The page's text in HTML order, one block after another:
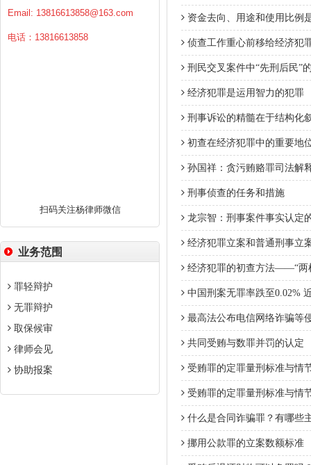
Email: 13816613858@163.com
电话：13816613858
扫码关注杨律师微信
业务范围
罪轻辩护
无罪辩护
取保候审
律师会见
协助报案
资金去向、用途和使用比例
侦查工作重心前移给经济犯
刑民交叉案件中“先刑后民”
经济犯罪是运用智力的犯罪
刑事诉讼的精髓在于结构化
初查在经济犯罪中的重要地
孙国祥：贪污贿赂罪司法解
刑事侦查的任务和措施
龙宗智：刑事案件事实认定
经济犯罪立案和普通刑事立
经济犯罪的初查方法——“两
中国刑案无罪率跌至0.02%
最高法公布电信网络诈骗等
共同受贿与数罪并罚的认定
受贿罪的定罪量刑标准与情
受贿罪的定罪量刑标准与情
什么是合同诈骗罪？有哪些
挪用公款罪的立案数额标准